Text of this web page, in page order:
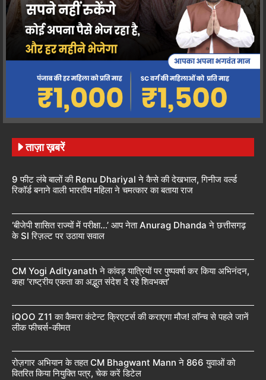
ताज़ा ख़बरें
9 फीट लंबे बालों की Renu Dhariyal ने कैसे की देखभाल, गिनीज वर्ल्ड
रिकॉर्ड बनाने वाली भारतीय महिला ने चमत्कार का बताया राज
‘बीजेपी शासित राज्यों में परीक्षा…’ आप नेता Anurag Dhanda ने छत्तीसगढ़
के SI रिज़ल्ट पर उठाया सवाल
CM Yogi Adityanath ने कांवड़ यात्रियों पर पुष्पवर्षा कर किया अभिनंदन,
कहा ‘राष्ट्रीय एकता का अद्भुत संदेश दे रहे शिवभक्त’
iQOO Z11 का कैमरा कंटेन्ट क्रिएटर्स की कराएगा मौज! लॉन्च से पहले जानें
लीक फीचर्स-कीमत
रोज़गार अभियान के तहत CM Bhagwant Mann ने 866 युवाओं को
वितरित किया नियुक्ति पत्र, चेक करें डिटेल